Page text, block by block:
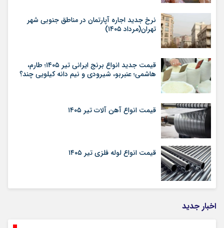
نرخ جدید اجاره آپارتمان در مناطق جنوبی شهر
تهران(مرداد ۱۴۰۵)
قیمت جدید انواع برنج ایرانی تیر ۱۴۰۵؛ طارم،
هاشمی؛ عنبربو، شیرودی و نیم دانه کیلویی چند؟
قیمت انواع آهن آلات تیر ۱۴۰۵
قیمت انواع لوله فلزی تیر ۱۴۰۵
اخبار جدید